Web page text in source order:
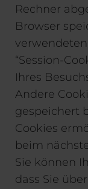
Rechner
Browser
“Session-
Ihres
Andere
gespeichert
Cookies
beim
Sie können
dass Sie